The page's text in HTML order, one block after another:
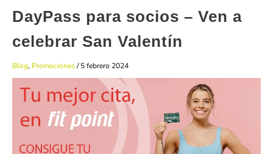
DayPass para socios – Ven a
celebrar San Valentín
Blog, Promociones/5 febrero 2024